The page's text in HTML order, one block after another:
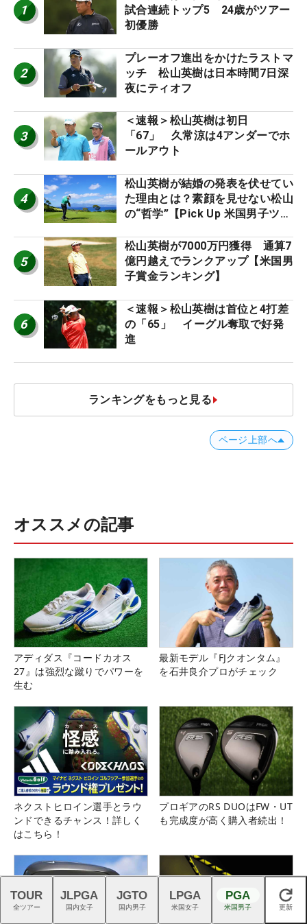
1
試合連続トップ5 24歳がツアー
初優勝
2
プレーオフ進出をかけたラストマ
ッチ 松山英樹は日本時間7日深
夜にティオフ
3
＜速報＞松山英樹は初日
「67」 久常涼は4アンダーでホ
ールアウト
4
松山英樹が結婚の発表を伏せてい
た理由とは？素顔を見せない松山
の“哲学”【Pick Up 米国男子ツア
5
松山英樹が7000万円獲得 通算7
億円越えでランクアップ【米国男
子賞金ランキング】
6
＜速報＞松山英樹は首位と4打差
の「65」 イーグル奪取で好発
進
ランキングをもっと見る
ページ上部へ
オススメの記事
アディダス『コードカオス
27』は強烈な蹴りでパワーを
生む
最新モデル『FJクオンタム』
を石井良介プロがチェック
ネクストヒロイン選手とラウ
ンドできるチャンス！詳しく
はこちら！
プロギアのRS DUOはFW・UT
も完成度が高く購入者続出！
閉じる
TOUR
全ツアー
JLPGA
国内女子
JGTO
国内男子
LPGA
米国女子
PGA
米国男子 更新